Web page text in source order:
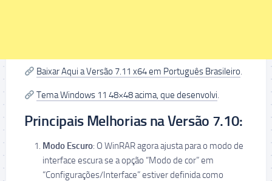
Baixar Aqui a Versão 7.11 x64 em Português Brasileiro.
Tema Windows 11 48×48 acima, que desenvolvi.
Principais Melhorias na Versão 7.10:
Modo Escuro: O WinRAR agora ajusta para o modo de
interface escura se a opção “Modo de cor” em
“Configurações/Interface” estiver definida como